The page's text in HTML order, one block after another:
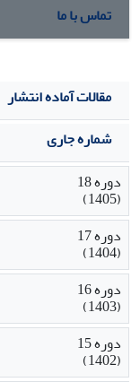
تماس با ما
مقالات آماده انتشار
شماره جاری
دوره 18
(1405)
دوره 17
(1404)
دوره 16
(1403)
دوره 15
(1402)